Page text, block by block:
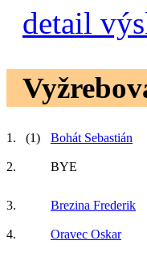
detail
1. (1)
Bohát Sebastián
2.
BYE
3.
Brezina Frederik
4.
Oravec Oskar